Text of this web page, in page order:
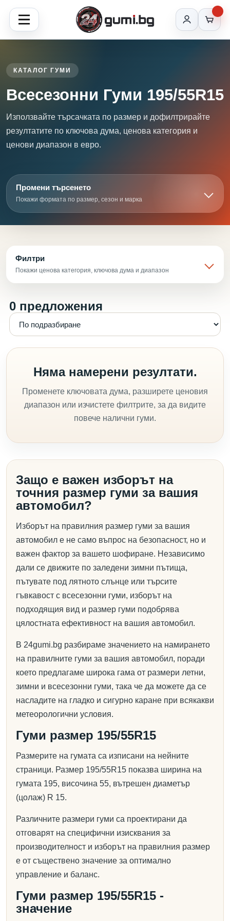
КАТАЛОГ ГУМИ
Всесезонни Гуми 195/55R15
Използвайте търсачката по размер и дофилтрирайте
резултатите по ключова дума, ценова категория и
ценови диапазон в евро.
Промени търсенето
Покажи формата по размер, сезон и марка
Филтри
Покажи ценова категория, ключова дума и диапазон
0 предложения
Няма намерени резултати.
Променете ключовата дума, разширете ценовия
диапазон или изчистете филтрите, за да видите
повече налични гуми.
Защо е важен изборът на
точния размер гуми за вашия
автомобил?
Изборът на правилния размер гуми за вашия
автомобил е не само въпрос на безопасност, но и
важен фактор за вашето шофиране. Независимо
дали се движите по заледени зимни пътища,
пътувате под лятното слънце или търсите
гъвкавост с всесезонни гуми, изборът на
подходящия вид и размер гуми подобрява
цялостната ефективност на вашия автомобил.
В 24gumi.bg разбираме значението на намирането
на правилните гуми за вашия автомобил, поради
което предлагаме широка гама от размери летни,
зимни и всесезонни гуми, така че да можете да се
насладите на гладко и сигурно каране при всякакви
метеорологични условия.
Гуми размер 195/55R15
Размерите на гумата са изписани на нейните
страници. Размер 195/55R15 показва ширина на
гумата 195, височина 55, вътрешен диаметър
(цолаж) R 15.
Различните размери гуми са проектирани да
отговарят на специфични изисквания за
производителност и изборът на правилния размер
е от съществено значение за оптимално
управление и баланс.
Гуми размер 195/55R15 -
значение